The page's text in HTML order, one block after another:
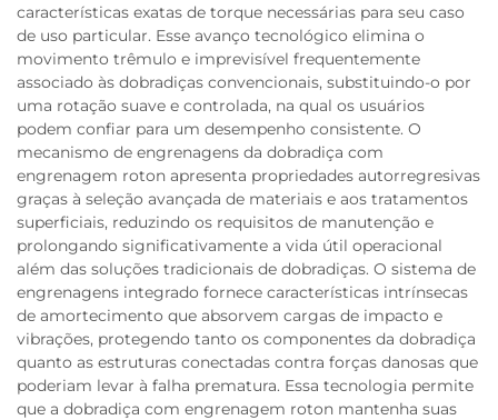
características exatas de torque necessárias para seu caso
de uso particular. Esse avanço tecnológico elimina o
movimento trêmulo e imprevisível frequentemente
associado às dobradiças convencionais, substituindo-o por
uma rotação suave e controlada, na qual os usuários
podem confiar para um desempenho consistente. O
mecanismo de engrenagens da dobradiça com
engrenagem roton apresenta propriedades autorregresivas
graças à seleção avançada de materiais e aos tratamentos
superficiais, reduzindo os requisitos de manutenção e
prolongando significativamente a vida útil operacional
além das soluções tradicionais de dobradiças. O sistema de
engrenagens integrado fornece características intrínsecas
de amortecimento que absorvem cargas de impacto e
vibrações, protegendo tanto os componentes da dobradiça
quanto as estruturas conectadas contra forças danosas que
poderiam levar à falha prematura. Essa tecnologia permite
que a dobradiça com engrenagem roton mantenha suas